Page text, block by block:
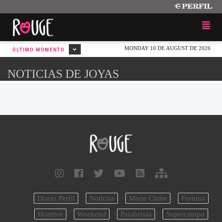
MONDAY 10 DE AUGUST DE 2026
ÚLTIMO MOMENTO
NOTICIAS DE JOYAS
Diario Perfil Noticias Marie Claire
Fortuna
Hombre
Weekend Parabrisas
Supercampo